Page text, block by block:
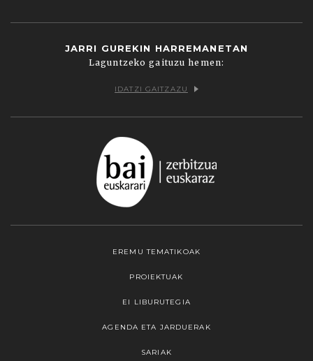
JARRI GUREKIN HARREMANETAN
Laguntzeko gaituzu hemen:
IDATZI GAITZAZU
EREMU TEMATIKOAK
PROIEKTUAK
EI LIBURUTEGIA
AGENDA ETA JARDUERAK
SARIAK